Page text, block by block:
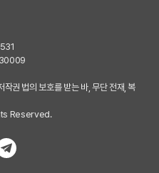
권 법의 보호를 받는 바, 무단 전재, 복
Reserved.